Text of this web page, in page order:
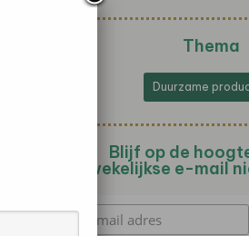
Thema
Duurzame
Blijf op de
wekelijkse e-mail